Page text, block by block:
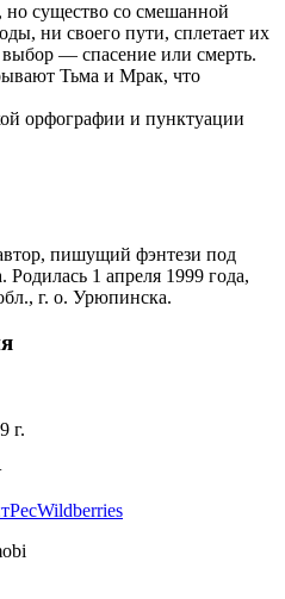
существо со смешанной
ни своего пути, сплетает их
— спасение или смерть.
Тьма и Мрак, что
орфографии и пунктуации
пишущий фэнтези под
1 апреля 1999 года,
г. о. Урюпинска.
г.
Wildberries